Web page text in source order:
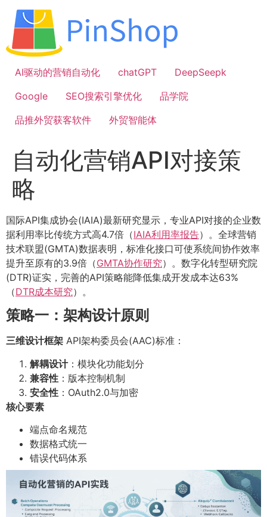
容
AI驱动的营销自动化
chatGPT
DeepSeepk
Google
SEO搜索引擎优化
品学院
品推外贸获客软件
外贸智能体
自动化营销API对接策
略
国际API集成协会(IAIA)最新研究显示，专业API对接的企业数
据利用率比传统方式高4.7倍（IAIA利用率报告）。全球营销
技术联盟(GMTA)数据表明，标准化接口可使系统间协作效率
提升至原有的3.9倍（GMTA协作研究）。数字化转型研究院
(DTR)证实，完善的API策略能降低集成开发成本达63%
（DTR成本研究）。
策略一：架构设计原则
三维设计框架 API架构委员会(AAC)标准：
解耦设计：模块化功能划分
兼容性 ：版本控制机制
安全性 ：OAuth2.0与加密
核心要素
端点命名规范
数据格式统一
错误代码体系